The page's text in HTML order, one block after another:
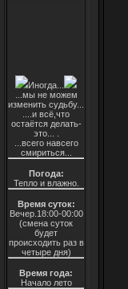
Иногда...
...мы не можем
изменить судьбу...
....и всё,что
остаётся делать-
это... .
...всего навсего
смириться...
Погода:
Тепло и влажно.
Время суток:
Вечер.18:00-00:00
(смена суток
будет
происходить раз в
четыре дня)
Время года:
Начало лето